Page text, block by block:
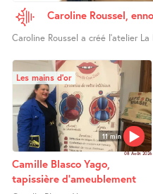
Caroline Roussel,
Caroline Roussel a créé l’atelier La
11 min
Les mains d’or
08 Août 2026
Camille Blasco Yago,
tapissière d’ameublement